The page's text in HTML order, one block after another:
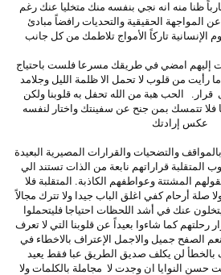
ظنا منه انه نجي بنفسه منك متخليا عنك رغم
عن المواجهة الحقيقية والتحديات رافضاً مبادئ
الإنسانية تاركاً الأمواج تلاطمك من كل جانب
إليهم امضي في طريقك مسرعا فلست باحتياج
رأيت من قلوب لا تحمل الا ظلمة الليل وجلامد
قرار. الحب هبة من الله تحفل به قلوبنا ولكن
فلا تتمسك بمن جنح عن سفينتك واختار لنفسه
عكس إرادتك
بالمواقف والتضحيات والقرارات المصيرية البعيدة
قراراتهم نابعة من الذات تستند الي
المشتتة وعواطفهم الكاذبة. المتقلبة فلا
صلة أرحام كفي اغلق الباب جيدا ولا تترك مجالاً
عنك في أشد اللحظات احتياجا فليتحملوا
كما شاءوا بعيداً عن قلوبنا التي لا تعرف
نعم الصفح جميل والاجمل الإعتراف بالاخطاء في
بالخطأ لن يكلف صديق الطريق عبا فقط يعيد
حسن النوايا ان وجدت لا مجاملة بالكلمات ولا